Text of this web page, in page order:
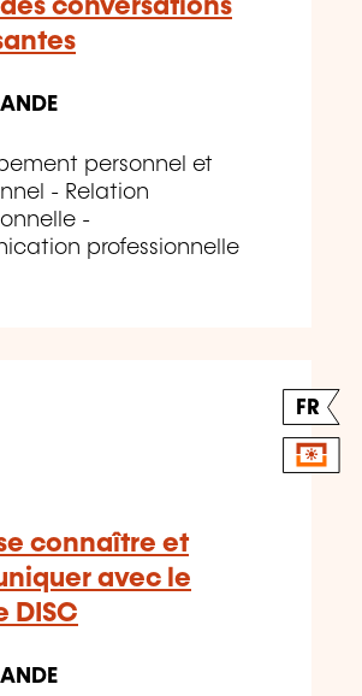
conversations
personnel et
- Relation
-
professionnelle
FR
connaître et
avec le
DISC